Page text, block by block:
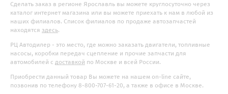
Сделать заказ в регионе Ярославль вы можете круглосуточно через
каталог интернет магазина или вы можете приехать к нам в любой из
наших филиалов. Список филиалов по продаже автозапчастей
находятся здесь.
РЦ Автодилер - это место, где можно заказать двигатели, топливные
насосы, коробки передач сцепление и прочие запчасти для
автомобилей с доставкой по Москве и всей России.
Приобрести данный товар Вы можете на нашем on-line сайте,
позвонив по телефону 8-800-707-61-20, а также в офисе в Москве.